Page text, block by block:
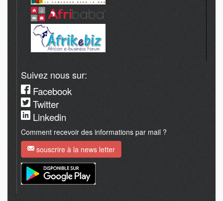
Suivez nous sur:
Facebook
Twitter
Linkedin
Comment recevoir des informations par mail ?
souscrire à la news letter